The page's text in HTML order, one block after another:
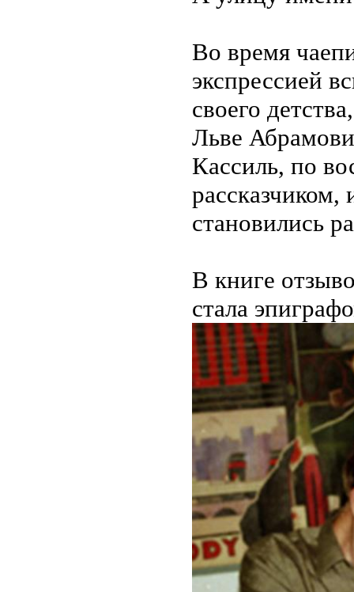
Во время
экспрессией
своего
Льве
Кассиль, по
становились
В книге
стала